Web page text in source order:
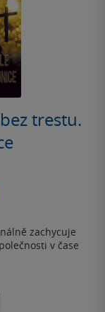
trestu.
zachycuje
v čase